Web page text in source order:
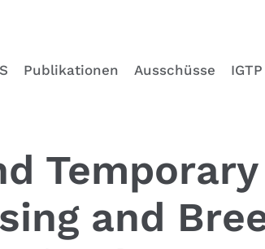
Publikationen Ausschüsse IGTP
and